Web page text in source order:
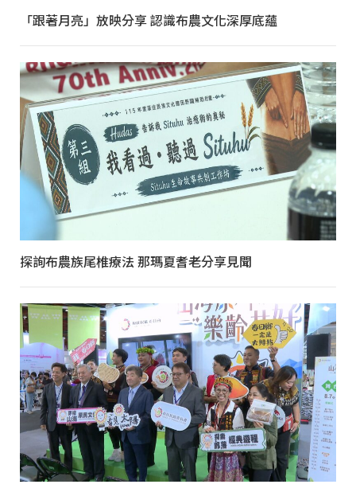
「跟著月亮」放映分享 認識布農文化深厚底蘊
探詢布農族尾椎療法 那瑪夏耆老分享見聞